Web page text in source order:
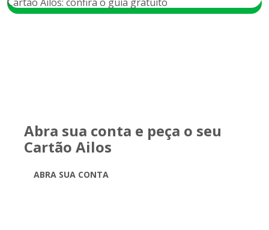
Abra sua conta e peça o seu
Cartão Ailos
ABRA SUA CONTA